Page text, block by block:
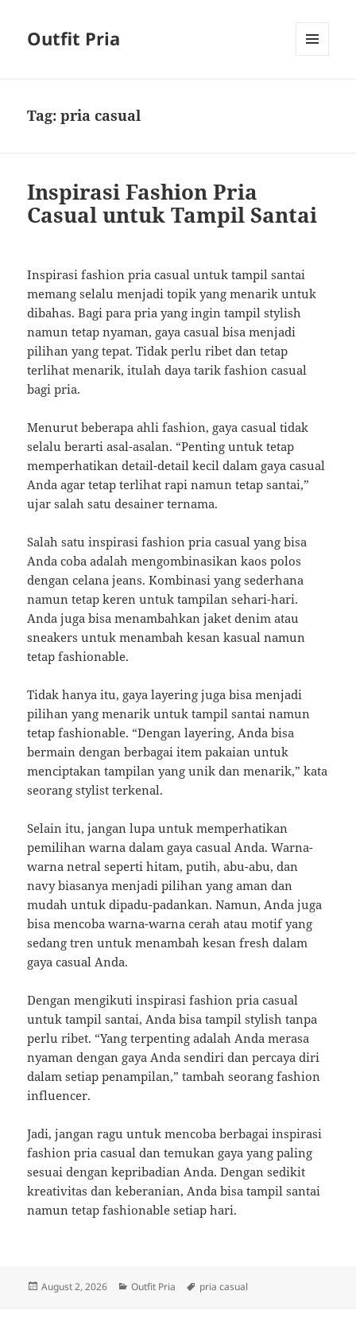
Outfit Pria
Tag:pria casual
Inspirasi Fashion Pria
Casual untuk Tampil Santai
Inspirasi fashion pria casual untuk tampil santai
memang selalu menjadi topik yang menarik untuk
dibahas. Bagi para pria yang ingin tampil stylish
namun tetap nyaman, gaya casual bisa menjadi
pilihan yang tepat. Tidak perlu ribet dan tetap
terlihat menarik, itulah daya tarik fashion casual
bagi pria.
Menurut beberapa ahli fashion, gaya casual tidak
selalu berarti asal-asalan. “Penting untuk tetap
memperhatikan detail-detail kecil dalam gaya casual
Anda agar tetap terlihat rapi namun tetap santai,”
ujar salah satu desainer ternama.
Salah satu inspirasi fashion pria casual yang bisa
Anda coba adalah mengombinasikan kaos polos
dengan celana jeans. Kombinasi yang sederhana
namun tetap keren untuk tampilan sehari-hari.
Anda juga bisa menambahkan jaket denim atau
sneakers untuk menambah kesan kasual namun
tetap fashionable.
Tidak hanya itu, gaya layering juga bisa menjadi
pilihan yang menarik untuk tampil santai namun
tetap fashionable. “Dengan layering, Anda bisa
bermain dengan berbagai item pakaian untuk
menciptakan tampilan yang unik dan menarik,” kata
seorang stylist terkenal.
Selain itu, jangan lupa untuk memperhatikan
pemilihan warna dalam gaya casual Anda. Warna-
warna netral seperti hitam, putih, abu-abu, dan
navy biasanya menjadi pilihan yang aman dan
mudah untuk dipadu-padankan. Namun, Anda juga
bisa mencoba warna-warna cerah atau motif yang
sedang tren untuk menambah kesan fresh dalam
gaya casual Anda.
Dengan mengikuti inspirasi fashion pria casual
untuk tampil santai, Anda bisa tampil stylish tanpa
perlu ribet. “Yang terpenting adalah Anda merasa
nyaman dengan gaya Anda sendiri dan percaya diri
dalam setiap penampilan,” tambah seorang fashion
influencer.
Jadi, jangan ragu untuk mencoba berbagai inspirasi
fashion pria casual dan temukan gaya yang paling
sesuai dengan kepribadian Anda. Dengan sedikit
kreativitas dan keberanian, Anda bisa tampil santai
namun tetap fashionable setiap hari.
Posted
August 2, 2026 Categories
Outfit Pria Tags
pria casual